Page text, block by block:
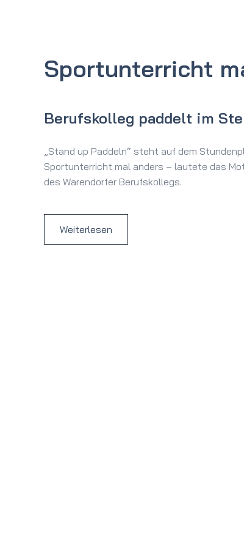
Sport­unterricht
Berufskolleg paddelt im
„Stand up Paddeln“ steht auf dem
Sportunterricht mal anders – lautete das
des Warendorfer Berufskollegs.
Weiterlesen